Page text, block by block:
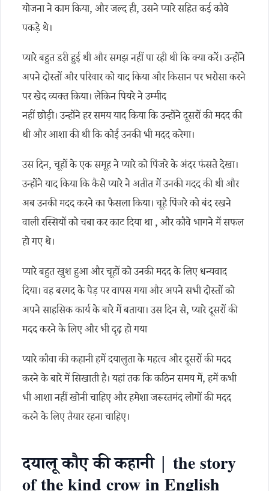
योजना ने काम किया, और जल्द ही, उसने प्यारे सहित कई कौवे
पकड़े थे।
प्यारे बहुत डरी हुई थी और समझ नहीं पा रही थी कि क्या करें। उन्होंने
अपने दोस्तों और परिवार को याद किया और किसान पर भरोसा करने
पर खेद व्यक्त किया। लेकिन पियरे ने उम्मीद
नहीं छोड़ी। उन्होंने हर समय याद किया कि उन्होंने दूसरों की मदद की
थी और आशा की थी कि कोई उनकी भी मदद करेगा।
उस दिन, चूहों के एक समूह ने प्यारे को पिंजरे के अंदर फंसते देखा।
उन्होंने याद किया कि कैसे प्यारे ने अतीत में उनकी मदद की थी और
अब उनकी मदद करने का फैसला किया। चूहे पिंजरे को बंद रखने
वाली रस्सियों को चबा कर काट दिया था , और कौवे भागने में सफल
हो गए थे।
प्यारे बहुत खुश हुआ और चूहों को उनकी मदद के लिए धन्यवाद
दिया। वह बरगद के पेड़ पर वापस गया और अपने सभी दोस्तों को
अपने साहसिक कार्य के बारे में बताया। उस दिन से, प्यारे दूसरों की
मदद करने के लिए और भी दृढ़ हो गया
प्यारे कौवा की कहानी हमें दयालुता के महत्व और दूसरों की मदद
करने के बारे में सिखाती है। यहां तक कि कठिन समय में, हमें कभी
भी आशा नहीं खोनी चाहिए और हमेशा जरूरतमंद लोगों की मदद
करने के लिए तैयार रहना चाहिए।
दयालू कौए की कहानी | the story